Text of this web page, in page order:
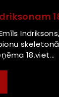
18.viet...